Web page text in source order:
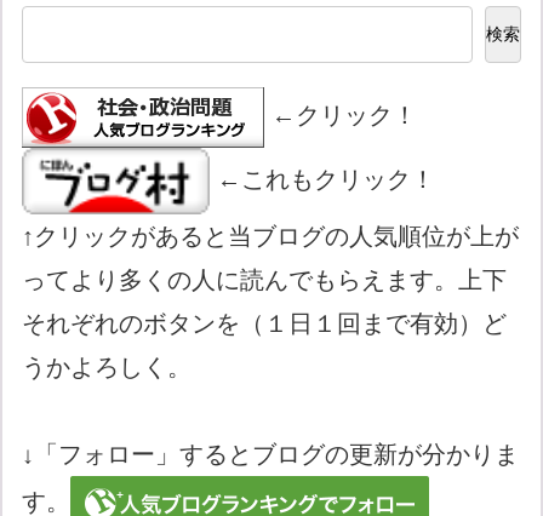
検索
←クリック！
←これもクリック！
↑クリックがあると当ブログの人気順位が上が
ってより多くの人に読んでもらえます。上下
それぞれのボタンを（１日１回まで有効）ど
うかよろしく。
↓「フォロー」するとブログの更新が分かりま
す。